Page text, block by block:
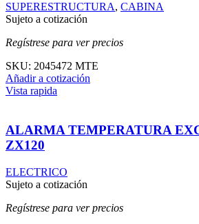
SUPERESTRUCTURA, CABINA
Sujeto a cotización
Regístrese para ver precios
SKU: 2045472 MTE
Añadir a cotización
Vista rapida
ALARMA TEMPERATURA
ZX120
ELECTRICO
Sujeto a cotización
Regístrese para ver precios